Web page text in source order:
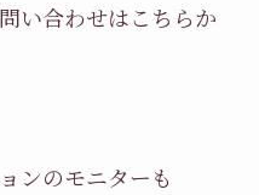
い合わせはこちらか
ンのモニターも